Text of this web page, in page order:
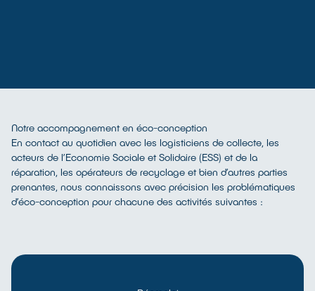
Notre accompagnement en éco-conception
En contact au quotidien avec les logisticiens de collecte, les
acteurs de l’Economie Sociale et Solidaire (ESS) et de la
réparation, les opérateurs de recyclage et bien d’autres parties
prenantes, nous connaissons avec précision les problématiques
d’éco-conception pour chacune des activités suivantes :